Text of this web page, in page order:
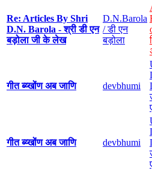
Re: Articles By Shri
D.N. Barola - श्री डी एन
बड़ोला जी के लेख
D.N.Barola
/ डी एन
बड़ोला
गीत ब्य्खोंण अब जाणि devbhumi
गीत ब्य्खोंण अब जाणि devbhumi